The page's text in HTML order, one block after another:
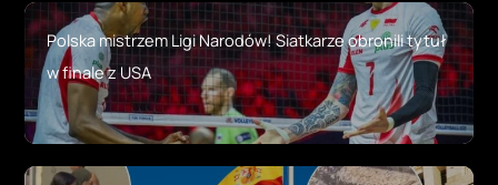
Polska mistrzem Ligi Narodów! Siatkarze obronili tytuł
w finale z USA